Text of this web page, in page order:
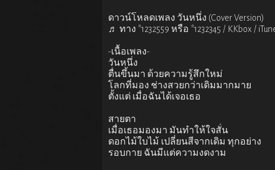
ดาวน์โหลดเพลง วันหนึ่ง (Cover Version)
♬ ทาง *1232559 หรือ *1232345 / KKbox /
-เนื้อเพลง-
วันหนึ่ง
ตื่นขึ้นมา ด้วยความรู้สึกใหม่
โลกที่มอง ช่างสวยกว่าเดิมมากมาย
ตั้งแต่ เมื่อฉันได้เจอเธอ
สายตา
เมื่อเธอมองมา มันทำให้ใจสั่น
ดอกไม้ใบไม้ เปลี่ยนสีจากเดิม ทุกอย่าง
รอบกาย ฉันมีแต่ความงดงาม